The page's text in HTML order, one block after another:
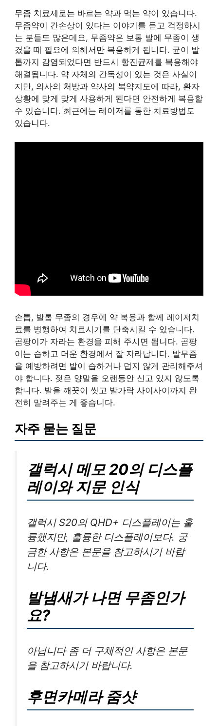
무좀 치료제로는 바르는 약과 먹는 약이 있습니다.
무좀약이 간손상이 있다는 이야기를 듣고 걱정하시
는 분들도 많은데요, 무좀약은 보통 발에 무좀이 생
겼을 때 필요에 의해서만 복용하게 됩니다. 균이 발
톱까지 감염되었다면 반드시 항진균제를 복용해야
해결됩니다. 약 자체의 간독성이 있는 것은 사실이
지만, 의사의 처방과 약사의 복약지도에 따라, 환자
상황에 맞게 맞게 사용하게 된다면 안전하게 복용할
수 있습니다. 최근에는 레이저를 통한 치료방법도
있습니다.
손톱, 발톱 무좀의 경우에 약 복용과 함께 레이저치
료를 병행하여 치료시기를 단축시킬 수 있습니다.
곰팡이가 자라는 환경을 피해 주시면 됩니다. 곰팡
이는 습하고 더운 환경에서 잘 자라납니다. 발무좀
을 예방하려면 발이 습하거나 덥지 않게 관리해주셔
야 합니다. 젖은 양말을 오랜동안 신고 있지 않도록
합니다. 발을 깨끗이 씻고 발가락 사이사이까지 완
전히 말려주는 게 좋습니다.
자주 묻는 질문
갤럭시 메모 20의 디스플
레이와 지문 인식
갤럭시 S20의 QHD+ 디스플레이는 훌
륭했지만, 훌륭한 디스플레이보다. 궁
금한 사항은 본문을 참고하시기 바랍
니다.
발냄새가 나면 무좀인가
요?
아닙니다 좀 더 구체적인 사항은 본문
을 참고하시기 바랍니다.
후면카메라 줌샷